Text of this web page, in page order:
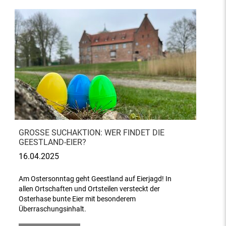
GROSSE SUCHAKTION: WER FINDET DIE G
EESTLAND-EIER?
16.04.2025
Am Ostersonntag geht Geestland auf Eierjagd! In
allen Ortschaften und Ortsteilen versteckt der
Osterhase bunte Eier mit besonderem
Überraschungsinhalt.